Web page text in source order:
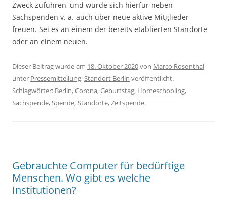
Zweck zuführen, und würde sich hierfür neben
Sachspenden v. a. auch über neue aktive Mitglieder
freuen. Sei es an einem der bereits etablierten Standorte
oder an einem neuen.
Dieser Beitrag wurde am 18. Oktober 2020von Marco Rosenthal
unter Pressemitteilung,Standort Berlin veröffentlicht.
Schlagwörter: Berlin,Corona,Geburtstag, Homeschooling,
Sachspende,Spende,Standorte,Zeitspende.
Gebrauchte Computer für bedürftige
Menschen. Wo gibt es welche
Institutionen?